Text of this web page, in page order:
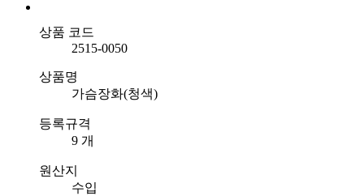
상품 코드
2515-0050
상품명
가슴장화(청색)
등록규격
9 개
원산지
수입